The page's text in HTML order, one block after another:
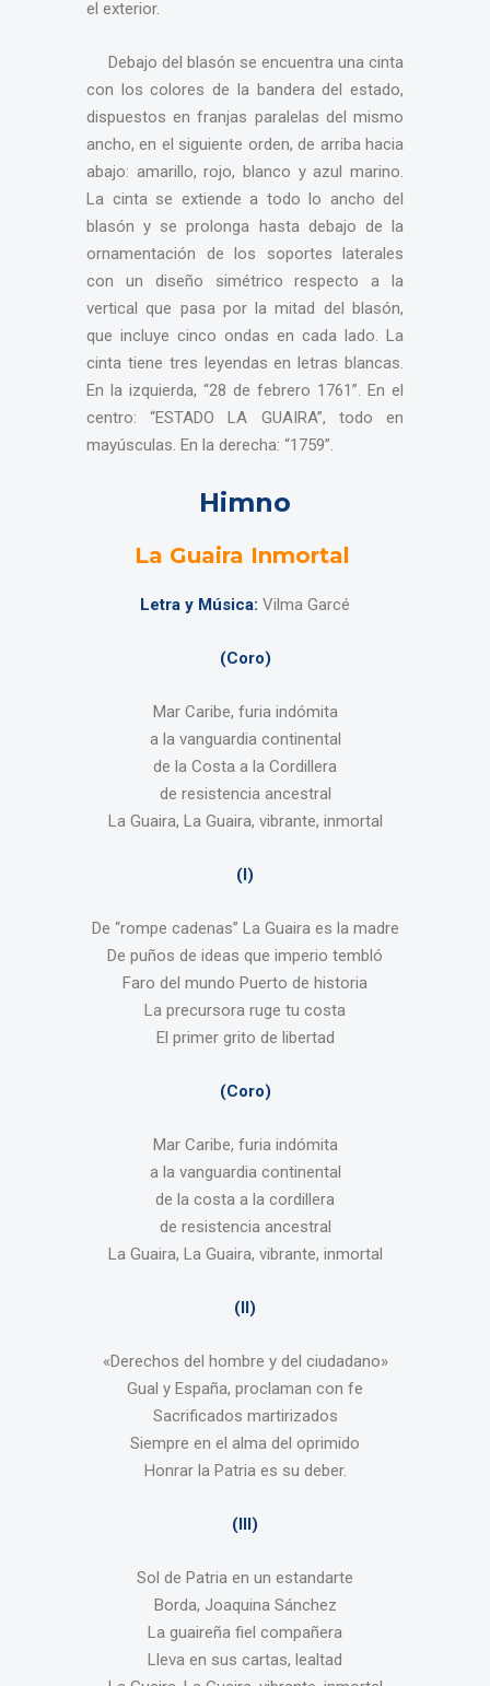
el exterior.
Debajo del blasón se encuentra una cinta
con los colores de la bandera del estado,
dispuestos en franjas paralelas del mismo
ancho, en el siguiente orden, de arriba hacia
abajo: amarillo, rojo, blanco y azul marino.
La cinta se extiende a todo lo ancho del
blasón y se prolonga hasta debajo de la
ornamentación de los soportes laterales
con un diseño simétrico respecto a la
vertical que pasa por la mitad del blasón,
que incluye cinco ondas en cada lado. La
cinta tiene tres leyendas en letras blancas.
En la izquierda, “28 de febrero 1761”. En el
centro: “ESTADO LA GUAIRA”, todo en
mayúsculas. En la derecha: “1759”.
Himno
La Guaira Inmortal
Letra y Música: Vilma Garcé
(Coro)
Mar Caribe, furia indómita
a la vanguardia continental
de la Costa a la Cordillera
de resistencia ancestral
La Guaira, La Guaira, vibrante, inmortal
(I)
De “rompe cadenas” La Guaira es la madre
De puños de ideas que imperio tembló
Faro del mundo Puerto de historia
La precursora ruge tu costa
El primer grito de libertad
(Coro)
Mar Caribe, furia indómita
a la vanguardia continental
de la costa a la cordillera
de resistencia ancestral
La Guaira, La Guaira, vibrante, inmortal
(II)
«Derechos del hombre y del ciudadano»
Gual y España, proclaman con fe
Sacrificados martirizados
Siempre en el alma del oprimido
Honrar la Patria es su deber.
(III)
Sol de Patria en un estandarte
Borda, Joaquina Sánchez
La guaireña fiel compañera
Lleva en sus cartas, lealtad